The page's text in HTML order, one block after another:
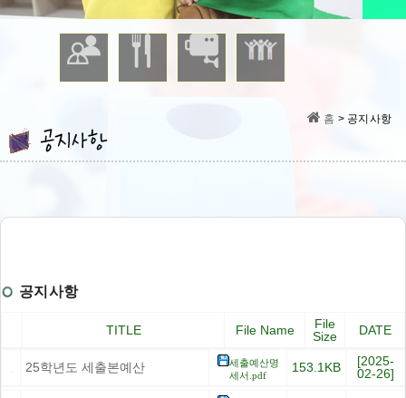
홈 > 공지사항
공지사항
TITLE File Name
File
Size
DATE
25학년도 세출본예산
세출예산명
세서.pdf
153.1KB
[2025-
02-26]